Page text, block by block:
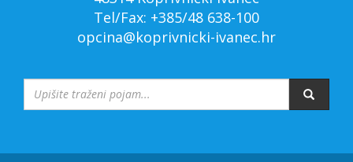
Tel/Fax: +385/48 638-100
opcina@koprivnicki-ivanec.hr